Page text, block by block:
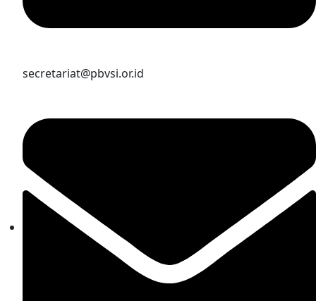
secretariat@pbvsi.or.id